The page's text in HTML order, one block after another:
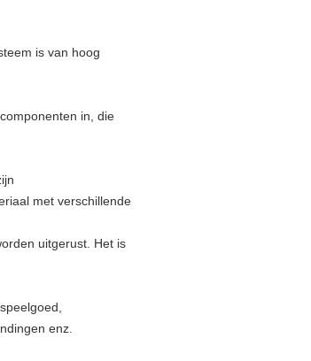
is van hoog
in, die
met verschillende
uitgerust. Het is
enz.